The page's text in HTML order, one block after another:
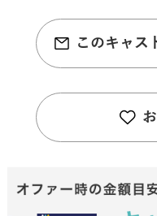
このキャス